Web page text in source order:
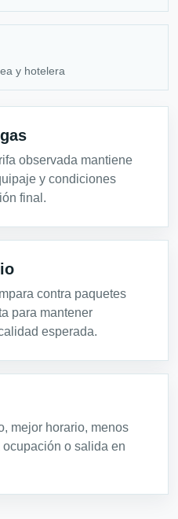
y hotelera
observada mantiene
y condiciones
final.
contra paquetes
para mantener
esperada.
mejor horario, menos
o salida en